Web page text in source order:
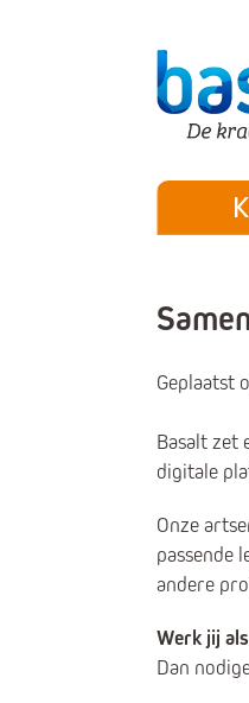
Geplaatst
Basalt zet
digitale
Onze
passende
andere
Werk jij
Dan